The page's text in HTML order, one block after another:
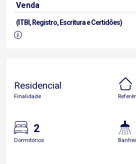
Venda
(ITBI, Registro, Escritura e Certidões)
Residencial
Finalidade
2
Dormitórios